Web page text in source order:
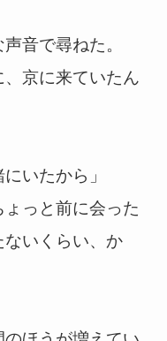
音で尋ねた。
、京に来ていたん
いたから」
っと前に会った
ないくらい、か